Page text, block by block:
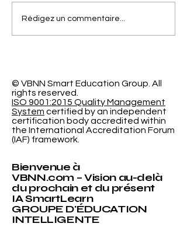
Séparer la Précision
de l'Erreur de
Rédigez un commentaire...
© VBNN Smart Education Group. All
rights reserved.
ISO 9001:2015 Quality Management
System certified by an independent
certification body accredited within
the International Accreditation Forum
(IAF) framework.
Bienvenue à
VBNN.com – Vision au-delà
du prochain et du présent
IA SmartLearn
GROUPE D'ÉDUCATION
INTELLIGENTE